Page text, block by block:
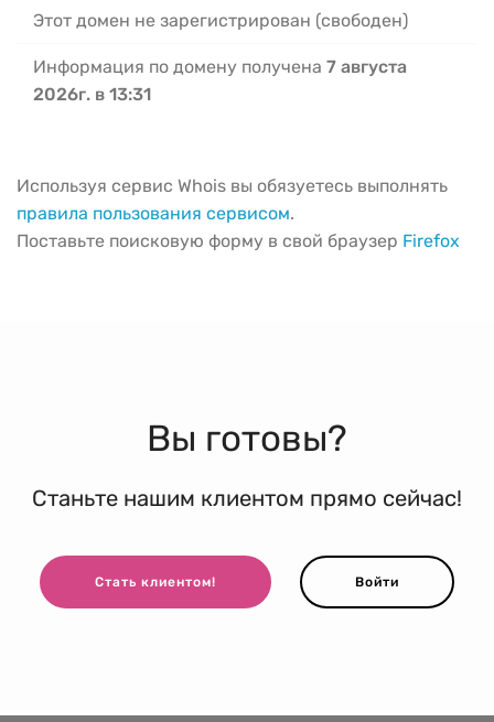
Этот домен не зарегистрирован (свободен)
Информация по домену получена 7 августа
2026г. в 13:31
Используя сервис Whois вы обязуетесь выполнять
правила пользования сервисом.
Поставьте поисковую форму в свой браузер Firefox
Вы готовы?
Станьте нашим клиентом прямо сейчас!
Стать клиентом! Войти